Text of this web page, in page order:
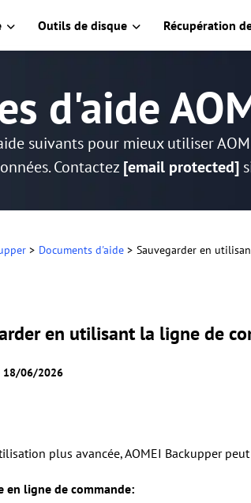
Outils de disque Récupération
d'aide
suivants pour mieux utiliser
Contactez [email protected]
> Documents d'aide > Sauvegarder en
en utilisant la ligne de
18/06/2026
plus avancée, AOMEI Backupper
en ligne de commande: